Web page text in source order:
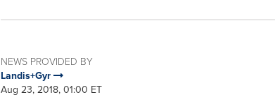
NEWS PROVIDED BY
Landis+Gyr
Aug 23, 2018, 01:00 ET